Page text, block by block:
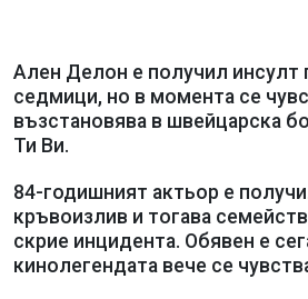
Ален Делон е получил инсулт
седмици, но в момента се
възстановява в швейцарска
Ти Ви.
84-годишният актьор е
кръвоизлив и тогава
скрие инцидента. Обявен е
кинолегендата вече се